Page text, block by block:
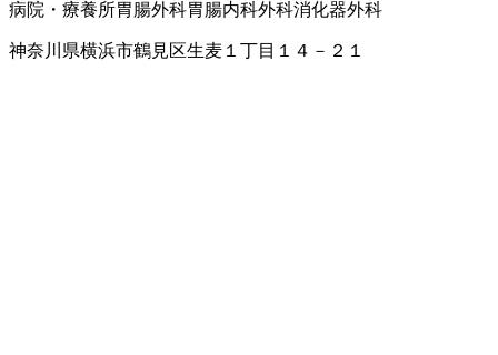
病院・療養所胃腸外科胃腸内科外科消化器外科
神奈川県横浜市鶴見区生麦１丁目１４－２１